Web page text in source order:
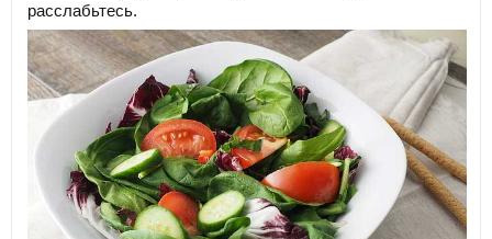
расслабьтесь.